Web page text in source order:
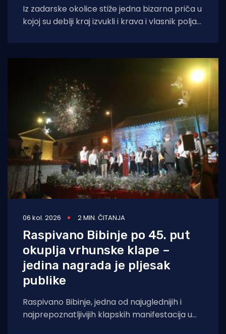
Iz zadarske okolice stiže jedna bizarna priča u
kojoj su deblji kraj izvukli i krava i vlasnik polja
06 kol. 2026 2 MIN. ČITANJA
Raspivano Bibinje po 45. put
okuplja vrhunske klape –
jedina nagrada je pljesak
publike
Raspivano Bibinje, jedna od najuglednijih i
najprepoznatljivijih klapskih manifestacija u